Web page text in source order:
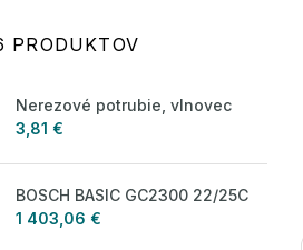
PRODUKTOV
Nerezové potrubie, vlnovec
3,81 €
BOSCH BASIC GC2300 22/25C
1 403,06 €